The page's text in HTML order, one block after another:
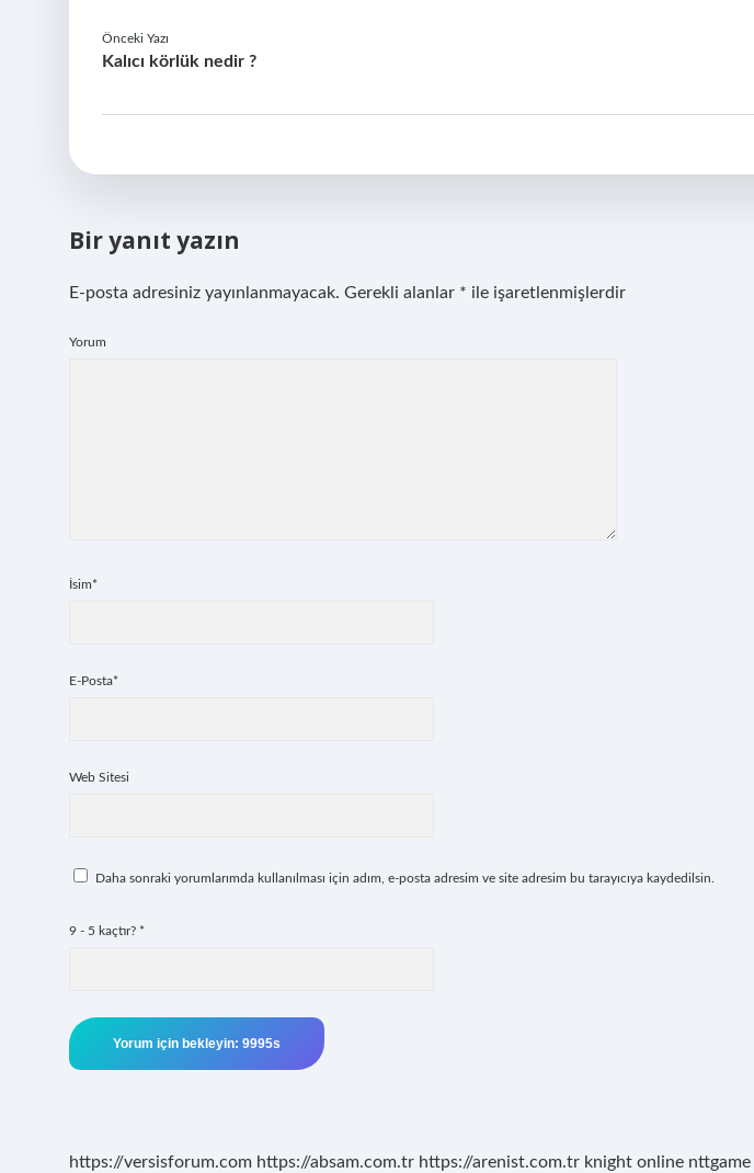
Önceki Yazı
Kalıcı körlük nedir ?
Bir yanıt yazın
E-posta adresiniz yayınlanmayacak. Gerekli alanlar * ile işaretlenmişlerdir
Yorum
İsim*
E-Posta*
Web Sitesi
Daha sonraki yorumlarımda kullanılması için adım, e-posta adresim ve site adresim bu tarayıcıya kaydedilsin.
9 - 5 kaçtır? *
https://versisforum.com https://absam.com.tr https://arenist.com.tr knight online nttgame